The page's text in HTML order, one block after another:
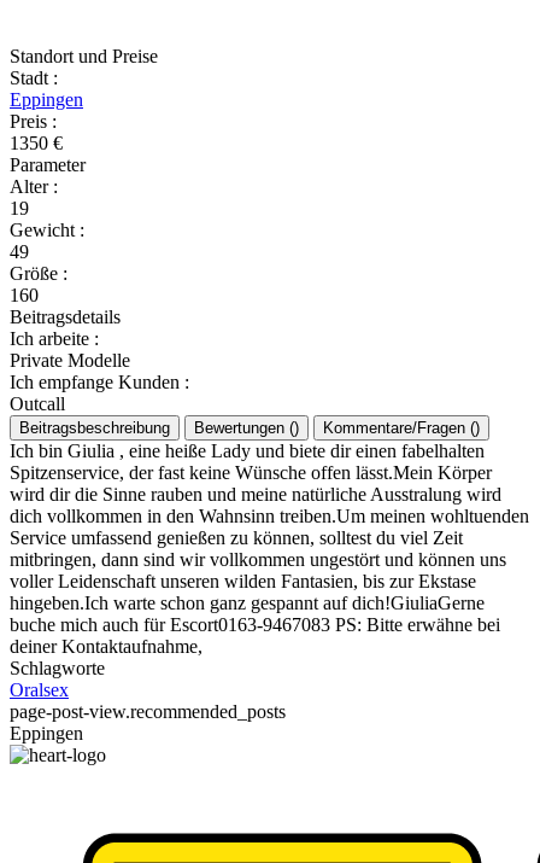
Standort und Preise
Stadt :
Eppingen
Preis :
1350 €
Parameter
Alter :
19
Gewicht :
49
Größe :
160
Beitragsdetails
Ich arbeite :
Private Modelle
Ich empfange Kunden :
Outcall
Beitragsbeschreibung Bewertungen () Kommentare/Fragen ()
Ich bin Giulia , eine heiße Lady und biete dir einen fabelhalten
Spitzenservice, der fast keine Wünsche offen lässt.Mein Körper
wird dir die Sinne rauben und meine natürliche Ausstralung wird
dich vollkommen in den Wahnsinn treiben.Um meinen wohltuenden
Service umfassend genießen zu können, solltest du viel Zeit
mitbringen, dann sind wir vollkommen ungestört und können uns
voller Leidenschaft unseren wilden Fantasien, bis zur Ekstase
hingeben.Ich warte schon ganz gespannt auf dich!GiuliaGerne
buche mich auch für Escort0163-9467083 PS: Bitte erwähne bei
deiner Kontaktaufnahme,
Schlagworte
Oralsex
page-post-view.recommended_posts
Eppingen